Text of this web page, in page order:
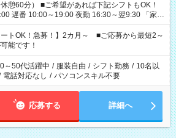
れば下記シフトもOK！
遅番 10:00～19:00 夜勤 16:30～翌9:30 「家族
たい」 「余裕を持って夕飯の準備がしたい」
はしたくない」 など、ご希望を教えてください
仕事の勤務時間。 合計で週40時間を超える場
せん。
ートOK！急募！】2カ月～ ■ご応募から最短2～
能です！
～50代活躍中 / 服装自由 / シフト勤務 / 10名以
電話対応なし / パソコンスキル不要
応募する 詳細へ